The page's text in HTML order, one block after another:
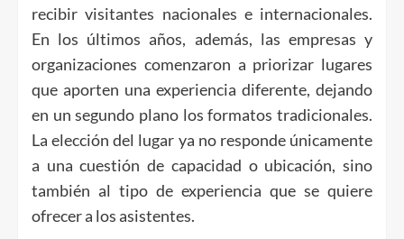
recibir visitantes nacionales e internacionales.
En los últimos años, además, las empresas y
organizaciones comenzaron a priorizar lugares
que aporten una experiencia diferente, dejando
en un segundo plano los formatos tradicionales.
La elección del lugar ya no responde únicamente
a una cuestión de capacidad o ubicación, sino
también al tipo de experiencia que se quiere
ofrecer a los asistentes.